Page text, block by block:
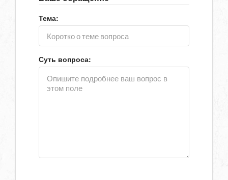
Тема:
Суть вопроса: